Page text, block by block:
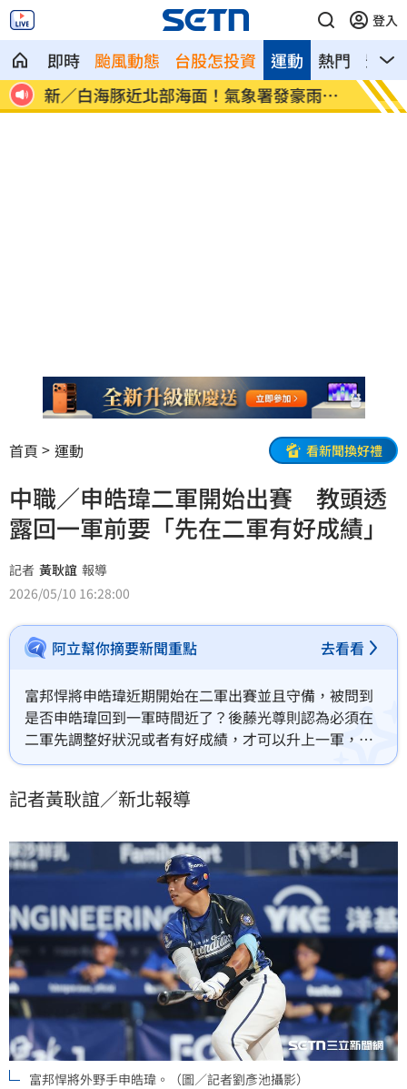
登入
即時 颱風動態 台股怎投資 熱門 影音
運動
台
新／白海豚近北部海面！氣象署發豪雨特
報
南電
首頁 運動 看新聞換好禮
中職／申皓瑋二軍開始出賽 教頭透
露回一軍前要「先在二軍有好成績」
記者 黃耿誼 報導
2026/05/10 16:28:00
阿立幫你摘要新聞重點 去看看
富邦悍將申皓瑋近期開始在二軍出賽並且守備，被問到
是否申皓瑋回到一軍時間近了？後藤光尊則認為必須在
二軍先調整好狀況或者有好成績，才可以升上一軍，並
不是隨意想讓誰上一軍就叫誰上。
記者黃耿誼／新北報導
富邦悍將外野手申皓瑋。（圖／記者劉彥池攝影）